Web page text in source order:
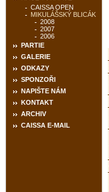
CAISSA OPEN
MIKULÁŠSKÝ BLICÁK
2008
2007
2006
PARTIE
GALERIE
ODKAZY
SPONZOŘI
NAPIŠTE NÁM
KONTAKT
ARCHIV
CAISSA E-MAIL